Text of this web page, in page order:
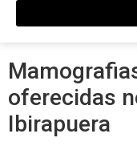
oferecidas
Ibirapuera